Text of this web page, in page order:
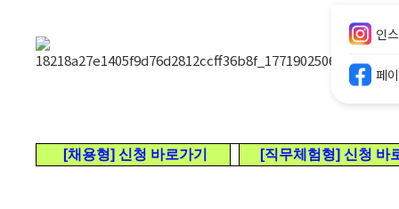
[채용형] 신청 바로가기 [직무체험형] 신청 바
인
페